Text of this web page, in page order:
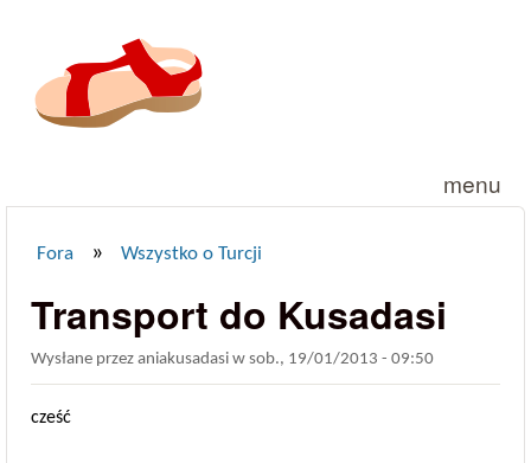
menu
Fora » Wszystko o Turcji
Transport do Kusadasi
Wysłane przez aniakusadasi w sob., 19/01/2013 - 09:50
cześć